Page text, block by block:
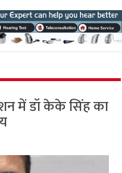
में डॉ केके सिंह का